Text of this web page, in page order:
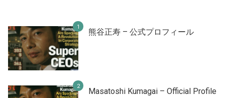
熊谷正寿 – 公式プロフィール
Masatoshi Kumagai – Official Profile